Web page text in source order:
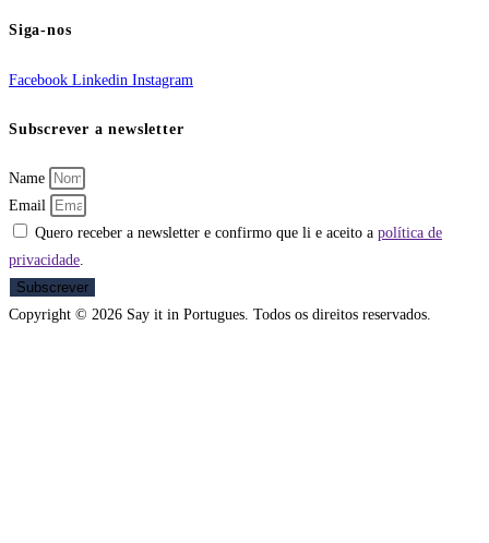
Siga-nos
Facebook Linkedin Instagram
Subscrever a newsletter
Name
Email
Quero receber a newsletter e confirmo que li e aceito a política de
privacidade.
Subscrever
Copyright © 2026 Say it in Portugues. Todos os direitos reservados.